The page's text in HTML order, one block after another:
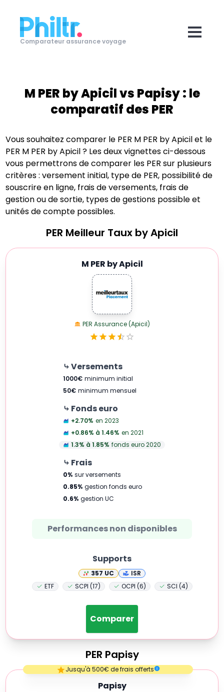
Comparateur assurance voyage
M PER by Apicilvs Papisy: le
comparatif des PER
Vous souhaitez comparer le PER M PER by Apicilet le
PER M PER by Apicil? Les deux vignettes ci-dessous
vous permettrons de comparer les PER sur plusieurs
critères : versement initial, type de PER, possibilité de
souscrire en ligne, frais de versements, frais de
gestion ou de sortie, types de gestions possible et
unités de compte possibles.
PER Meilleur Taux by Apicil
M PER by Apicil
PER Assurance (Apicil)
⤷ Versements
1000€ minimum initial
50€ minimum mensuel
⤷ Fonds euro
+2.70% en 2023
+0.86% à 1.46% en 2021
1.3% à 1.85% fonds euro 2020
⤷ Frais
0% sur versements
0.85% gestion fonds euro
0.6% gestion UC
Performances non disponibles
Supports
357 UC
ISR
ETF
SCPI (17) OCPI (6) SCI (4)
Comparer
PER Papisy
1 Star
Empty
Jusqu'à 500€ de frais offerts
Papisy